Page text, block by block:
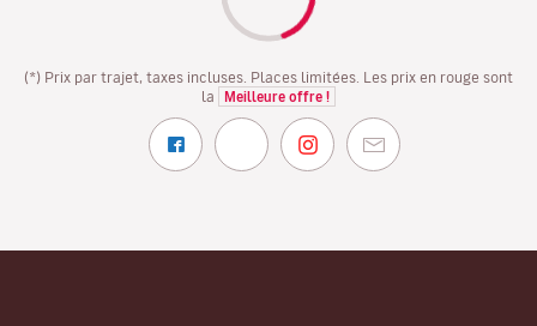
(*) Prix par trajet, taxes incluses. Places limitées. Les prix en rouge sont
la
Meilleure offre !